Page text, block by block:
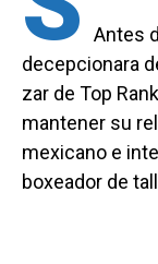
Antes
decepcionara
zar de Top
mantener su
mexicano e
boxeador de